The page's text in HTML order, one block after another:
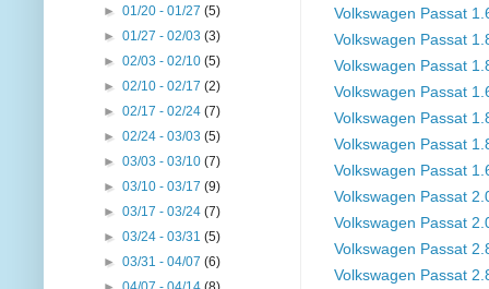
Volkswagen Passat
Volkswagen Passat
Volkswagen Passat
Volkswagen Passat
Volkswagen Passat
Volkswagen Passat
Volkswagen Passat
Volkswagen Passat
Volkswagen Passat
Volkswagen Passat
Volkswagen Passat
►01/20 - 01/27(5)
►01/27 - 02/03(3)
►02/03 - 02/10(5)
►02/10 - 02/17(2)
►02/17 - 02/24(7)
►02/24 - 03/03(5)
►03/03 - 03/10(7)
►03/10 - 03/17(9)
►03/17 - 03/24(7)
►03/24 - 03/31(5)
►03/31 - 04/07(6)